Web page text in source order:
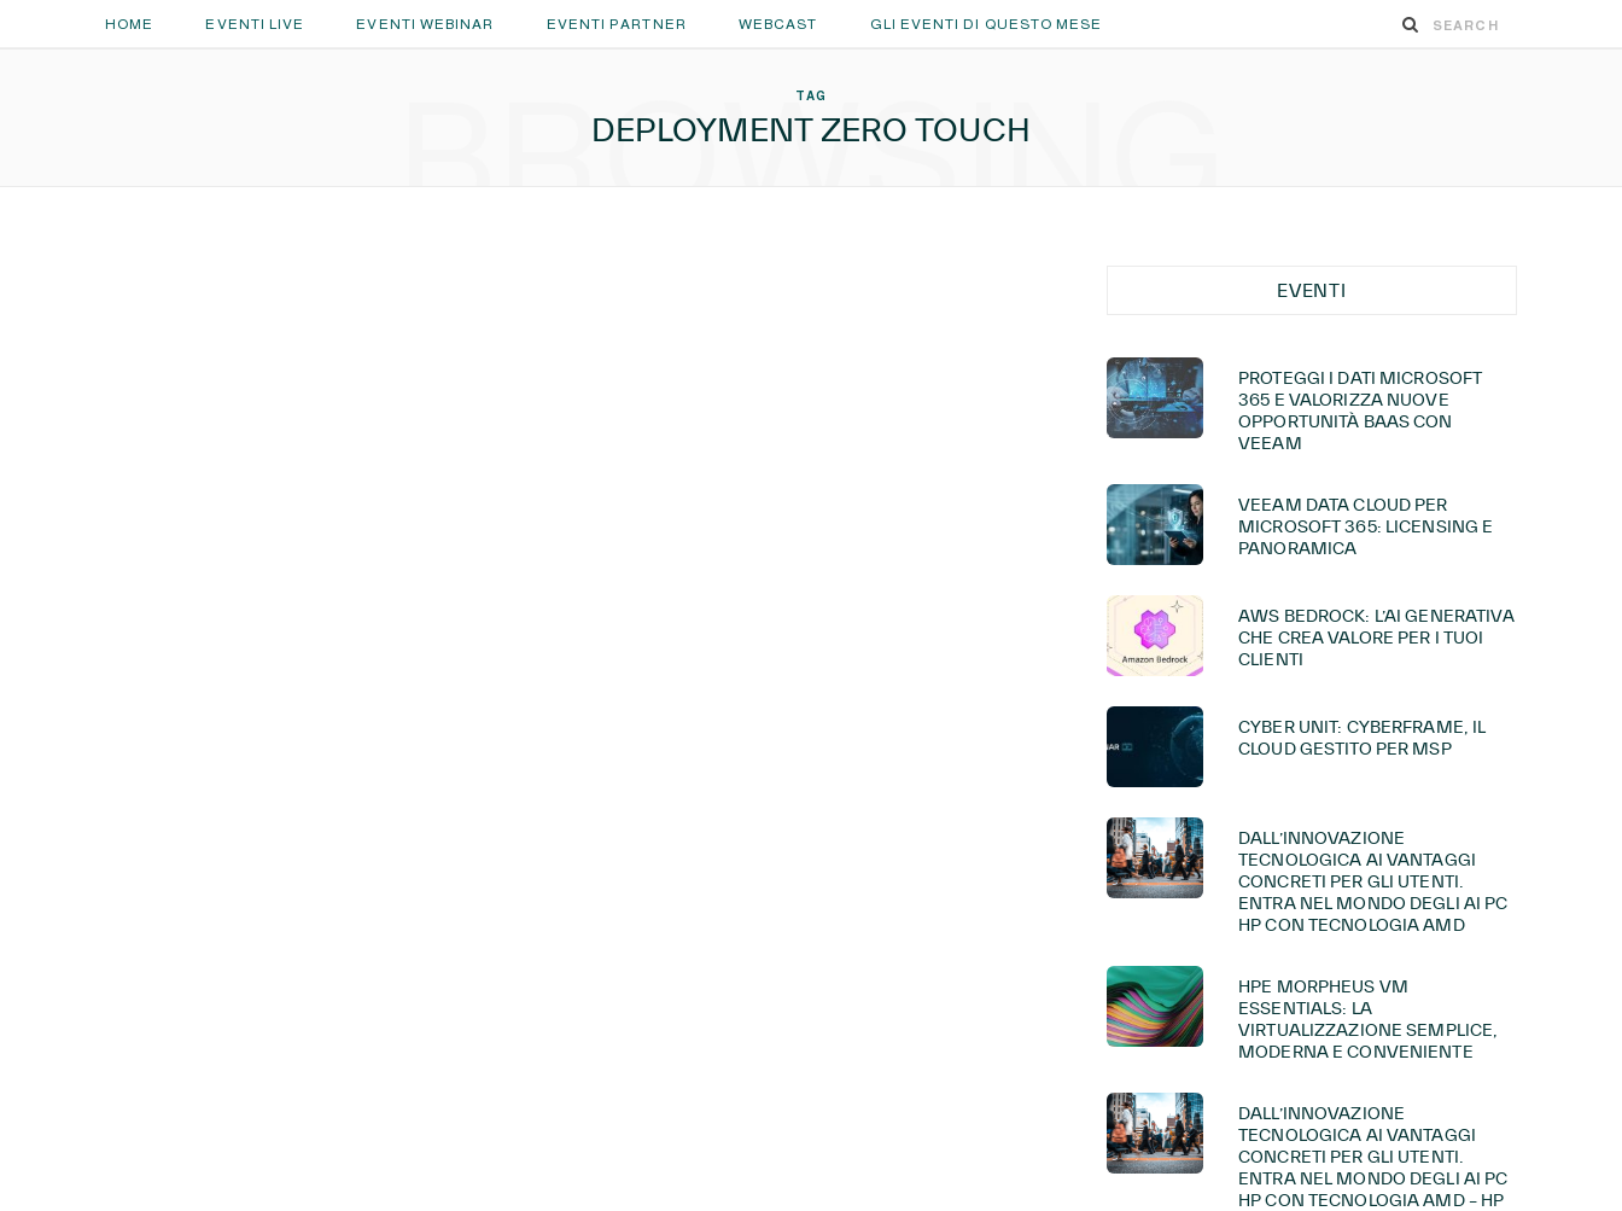
HOME EVENTI LIVE EVENTI WEBINAR EVENTI PARTNER WEBCAST GLI EVENTI DI QUESTO MESE
TAG
DEPLOYMENT ZERO TOUCH
BROWSING
EVENTI
PROTEGGI I DATI MICROSOFT
365 E VALORIZZA NUOVE
OPPORTUNITÀ BAAS CON
VEEAM
VEEAM DATA CLOUD PER
MICROSOFT 365: LICENSING E
PANORAMICA
AWS BEDROCK: L’AI GENERATIVA
CHE CREA VALORE PER I TUOI
CLIENTI
CYBER UNIT: CYBERFRAME, IL
CLOUD GESTITO PER MSP
DALL’INNOVAZIONE
TECNOLOGICA AI VANTAGGI
CONCRETI PER GLI UTENTI.
ENTRA NEL MONDO DEGLI AI PC
HP CON TECNOLOGIA AMD
HPE MORPHEUS VM
ESSENTIALS: LA
VIRTUALIZZAZIONE SEMPLICE,
MODERNA E CONVENIENTE
DALL’INNOVAZIONE
TECNOLOGICA AI VANTAGGI
CONCRETI PER GLI UTENTI.
ENTRA NEL MONDO DEGLI AI PC
HP CON TECNOLOGIA AMD – HP